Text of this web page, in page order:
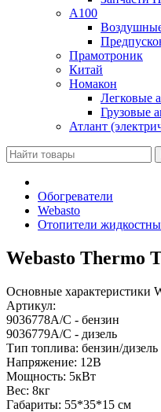
A100
Прамотроник
Китай
Номакон
Легковые
Грузовые
Атлант
Обогреватели
Webasto
Отопители
Webasto Thermo
Основные характеристики
Артикул:
9036778A/C - бензин
9036779A/C - дизель
Тип топлива: бензин/дизель
Напряжение: 12В
Мощность: 5кВт
Вес: 8кг
Габариты: 55*35*15 см